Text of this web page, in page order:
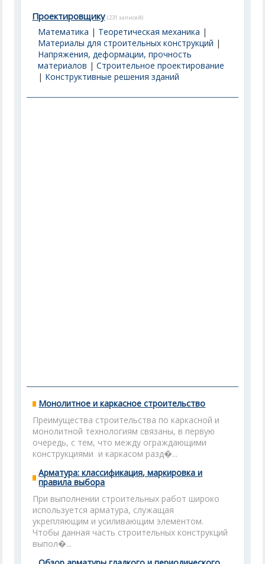
Проектировщику (231 записей)
Математика | Теоретическая механика |
Материалы для строительных конструкций |
Напряжения, деформации, прочность
материалов |Строительное проектирование
| Конструктивные решения зданий
Монолитное и каркасное строительство
Преимущества строительства по каркасной и
монолитной технологиям связаны, в первую
очередь, с тем, что между ограждающими
конструкциями и каркасом разд�...
Арматура: классификация, маркировка и
правила выбора
При выполнении строительных работ широко
используется арматура, служащая
укрепляющим и усиливающим элементом.
Чтобы данная часть строительных конструкций
выпол�...